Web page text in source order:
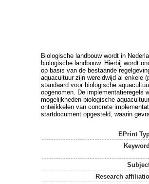
Biologische landbouw wordt in
biologische landbouw. Hierbij wordt
op basis van de bestaande
aquacultuur zijn wereldwijd al enkele
standaard voor biologische
opgenomen. De implementatieregels
mogelijkheden biologische
ontwikkelen van concrete
startdocument opgesteld, waarin
EPrint
Research